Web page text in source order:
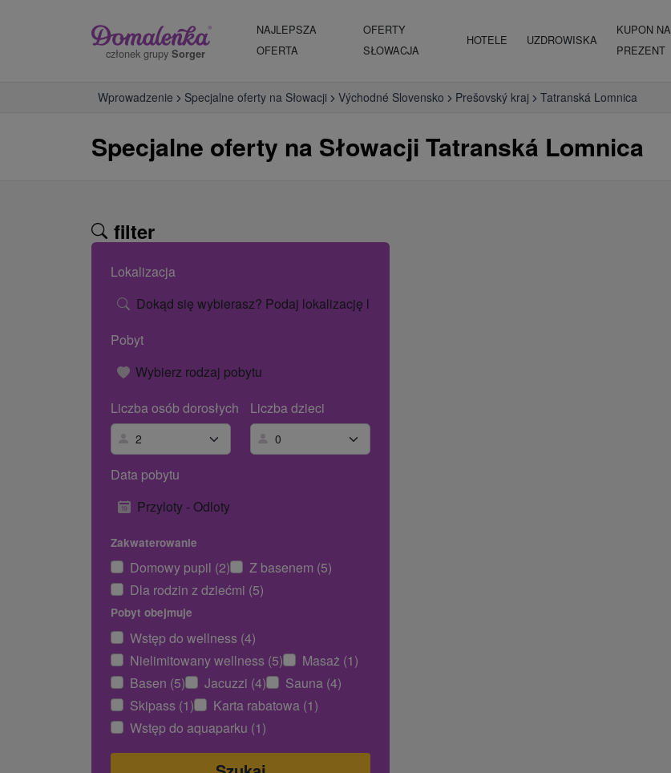
członek grupy Sorger
NAJLEPSZA
OFERTA
OFERTY
SŁOWACJA
HOTELE UZDROWISKA
KUPON NA
PREZENT
Wprowadzenie Specjalne oferty na Słowacji Východné Slovensko Prešovský kraj Tatranská Lomnica
Specjalne oferty na Słowacji Tatranská Lomnica
filter
Lokalizacja
Dokąd się wybierasz? Podaj lokalizację lub nazwę hotelu.
Pobyt
Wybierz rodzaj pobytu
Liczba osób dorosłych
Liczba dzieci
Data pobytu
Przyloty - Odloty
Zakwaterowanie
Domowy pupil (2)
Z basenem (5)
Dla rodzin z dziećmi (5)
Pobyt obejmuje
Wstęp do wellness (4)
Nielimitowany wellness (5)
Masaż (1)
Basen (5)
Jacuzzi (4)
Sauna (4)
Skipass (1)
Karta rabatowa (1)
Wstęp do aquaparku (1)